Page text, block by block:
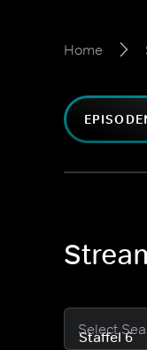
Home
Select